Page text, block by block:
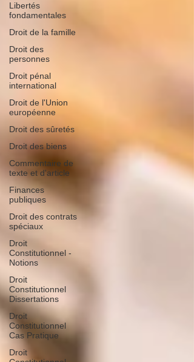
Libertés
fondamentales
Droit de la famille
Droit des
personnes
Droit pénal
international
Droit de l'Union
européenne
Droit des sûretés
Droit des biens
Commentaire de
texte et d'article
Finances
publiques
Droit des contrats
spéciaux
Droit
Constitutionnel -
Notions
Droit
Constitutionnel
Dissertations
Droit
Constitutionnel
Cas Pratique
Droit